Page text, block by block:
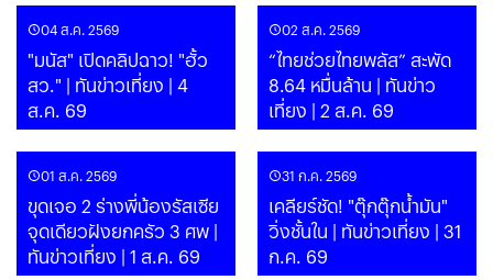
04 ส.ค. 2569
"มนัส" เปิดคลิปฉาว! "ฮั้ว
สว." | ทันข่าวเที่ยง | 4
ส.ค. 69
02 ส.ค. 2569
“ไทยช่วยไทยพลัส” สะพัด
8.64 หมื่นล้าน | ทันข่าว
เที่ยง | 2 ส.ค. 69
01 ส.ค. 2569
ขุดเจอ 2 ร่างพี่น้องรัสเซีย
จุดเดียวฝังยกครัว 3 ศพ |
ทันข่าวเที่ยง | 1 ส.ค. 69
31 ก.ค. 2569
เคลียร์ชัด! "ตุ๊กตุ๊กน้ำมัน"
วิ่งชั้นใน | ทันข่าวเที่ยง | 31
ก.ค. 69